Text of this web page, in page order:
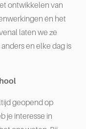
ontwikkelen van
én het
laten we ze
en elke dag is
geopend op
je interesse in